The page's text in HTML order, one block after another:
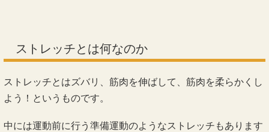
ストレッチとは何なのか
ストレッチとはズバリ、筋肉を伸ばして、筋肉を柔らかくし
よう！というものです。
中には運動前に行う準備運動のようなストレッチもあります